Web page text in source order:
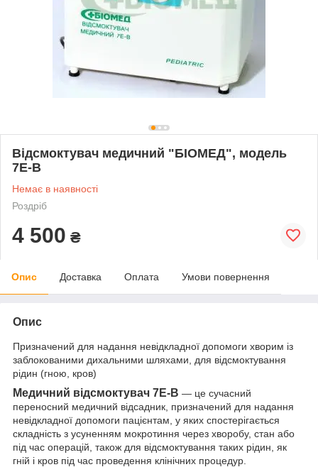
Відсмоктувач медичний "БІОМЕД", модель
7Е-В
Немає в наявності
Роздріб
4 500 ₴
Опис Доставка Оплата Умови повернення
Опис
Призначений для надання невідкладної допомоги хворим із
заблокованими дихальними шляхами, для відсмоктування
рідин (гною, кров)
Медичний відсмоктувач 7E-В — це сучасний
переносний медичний відсадник, призначений для надання
невідкладної допомоги пацієнтам, у яких спостерігається
складність з усуненням мокротиння через хворобу, стан або
під час операцій, також для відсмоктування таких рідин, як
гній і кров під час проведення клінічних процедур.